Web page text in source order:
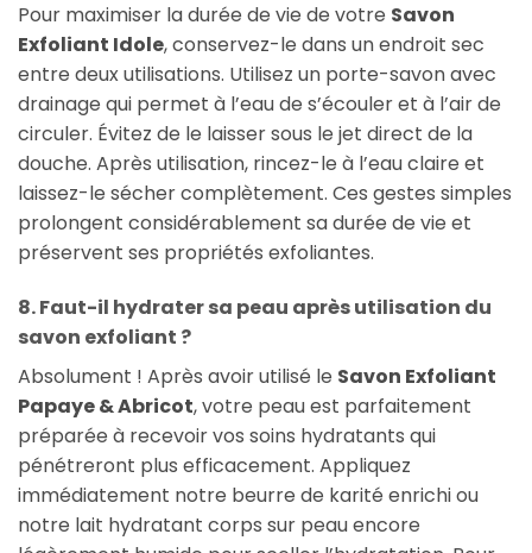
Pour maximiser la durée de vie de votre Savon
Exfoliant Idole, conservez-le dans un endroit sec
entre deux utilisations. Utilisez un porte-savon avec
drainage qui permet à l’eau de s’écouler et à l’air de
circuler. Évitez de le laisser sous le jet direct de la
douche. Après utilisation, rincez-le à l’eau claire et
laissez-le sécher complètement. Ces gestes simples
prolongent considérablement sa durée de vie et
préservent ses propriétés exfoliantes.
8. Faut-il hydrater sa peau après utilisation du
savon exfoliant ?
Absolument ! Après avoir utilisé le Savon Exfoliant
Papaye & Abricot, votre peau est parfaitement
préparée à recevoir vos soins hydratants qui
pénétreront plus efficacement. Appliquez
immédiatement notre beurre de karité enrichi ou
notre lait hydratant corps sur peau encore